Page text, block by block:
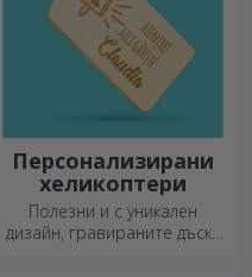
Персонализирани
хеликоптери
Полезни и с уникален
дизайн, гравираните дъски